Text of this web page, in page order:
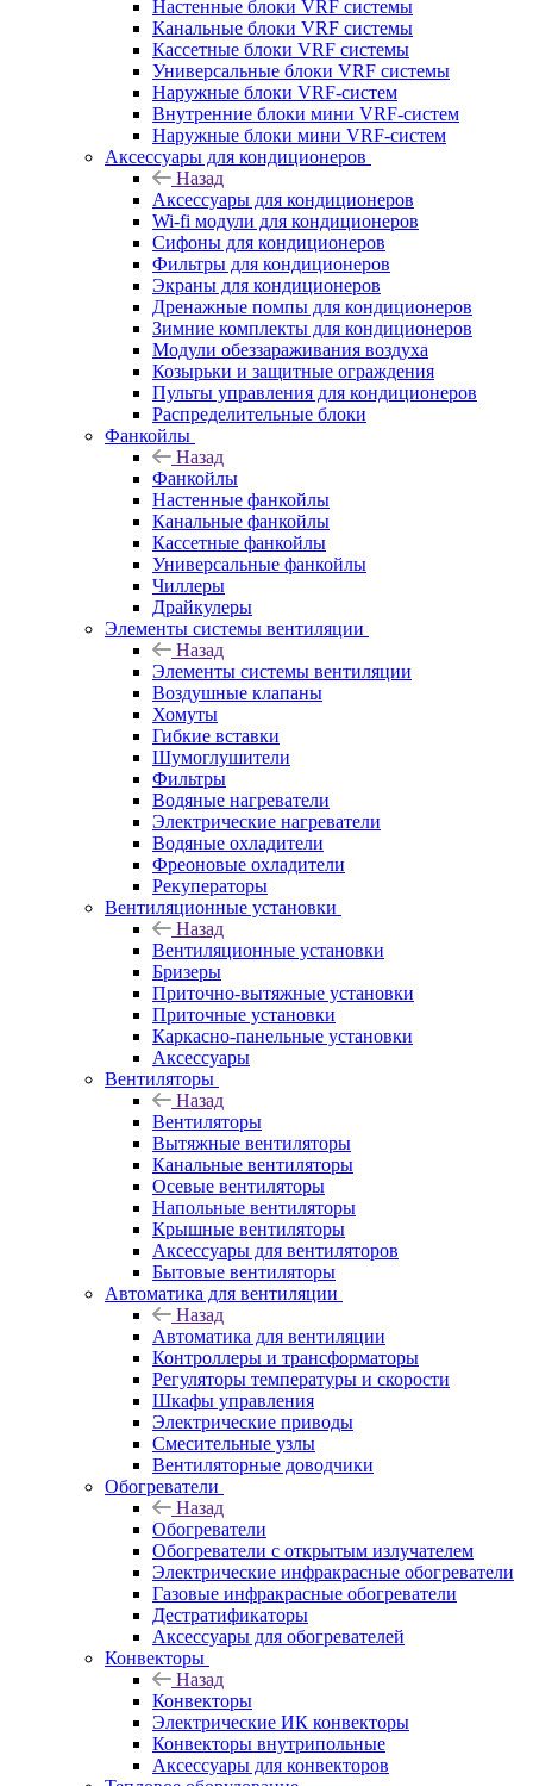
Настенные блоки VRF системы
Канальные блоки VRF системы
Кассетные блоки VRF системы
Универсальные блоки VRF системы
Наружные блоки VRF-систем
Внутренние блоки мини VRF-систем
Наружные блоки мини VRF-систем
Аксессуары для кондиционеров
Назад
Аксессуары для кондиционеров
Wi-fi модули для кондиционеров
Сифоны для кондиционеров
Фильтры для кондиционеров
Экраны для кондиционеров
Дренажные помпы для кондиционеров
Зимние комплекты для кондиционеров
Модули обеззараживания воздуха
Козырьки и защитные ограждения
Пульты управления для кондиционеров
Распределительные блоки
Фанкойлы
Назад
Фанкойлы
Настенные фанкойлы
Канальные фанкойлы
Кассетные фанкойлы
Универсальные фанкойлы
Чиллеры
Драйкулеры
Элементы системы вентиляции
Назад
Элементы системы вентиляции
Воздушные клапаны
Хомуты
Гибкие вставки
Шумоглушители
Фильтры
Водяные нагреватели
Электрические нагреватели
Водяные охладители
Фреоновые охладители
Рекуператоры
Вентиляционные установки
Назад
Вентиляционные установки
Бризеры
Приточно-вытяжные установки
Приточные установки
Каркасно-панельные установки
Аксессуары
Вентиляторы
Назад
Вентиляторы
Вытяжные вентиляторы
Канальные вентиляторы
Осевые вентиляторы
Напольные вентиляторы
Крышные вентиляторы
Аксессуары для вентиляторов
Бытовые вентиляторы
Автоматика для вентиляции
Назад
Автоматика для вентиляции
Контроллеры и трансформаторы
Регуляторы температуры и скорости
Шкафы управления
Электрические приводы
Смесительные узлы
Вентиляторные доводчики
Обогреватели
Назад
Обогреватели
Обогреватели с открытым излучателем
Электрические инфракрасные обогреватели
Газовые инфракрасные обогреватели
Дестратификаторы
Аксессуары для обогревателей
Конвекторы
Назад
Конвекторы
Электрические ИК конвекторы
Конвекторы внутрипольные
Аксессуары для конвекторов